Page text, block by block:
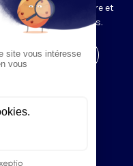
au recteur archiprêtre et
Notre-Dame de Paris.
de l'émission